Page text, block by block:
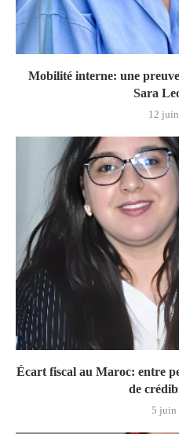
Mobilité interne: une
Sara
12
Écart fiscal au Maroc: entre
de
5 juin